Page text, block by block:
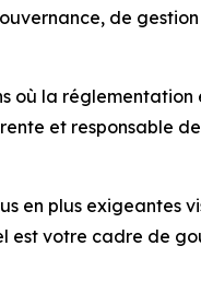
de
où la réglementation
et responsable
en plus exigeantes
est votre cadre de